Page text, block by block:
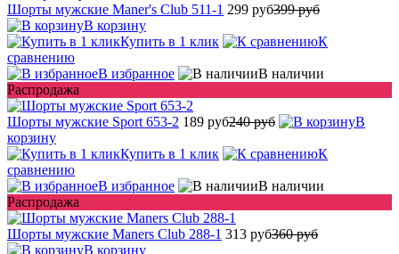
Шорты мужские Maner's Club 511-1 299 руб399 руб
В корзину
Купить в 1 клик
К
сравнению
В избранное
В наличии
Распродажа
Шорты мужские Sport 653-2 189 руб240 руб
В
корзину
Купить в 1 клик
К
сравнению
В избранное
В наличии
Распродажа
Шорты мужские Maners Club 288-1 313 руб360 руб
В корзину